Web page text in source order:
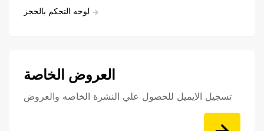
لوحه التحكم بالحجز
العروض الخاصة
تسجيل الايميل للحصول علي النشرة الخاصه والعروض